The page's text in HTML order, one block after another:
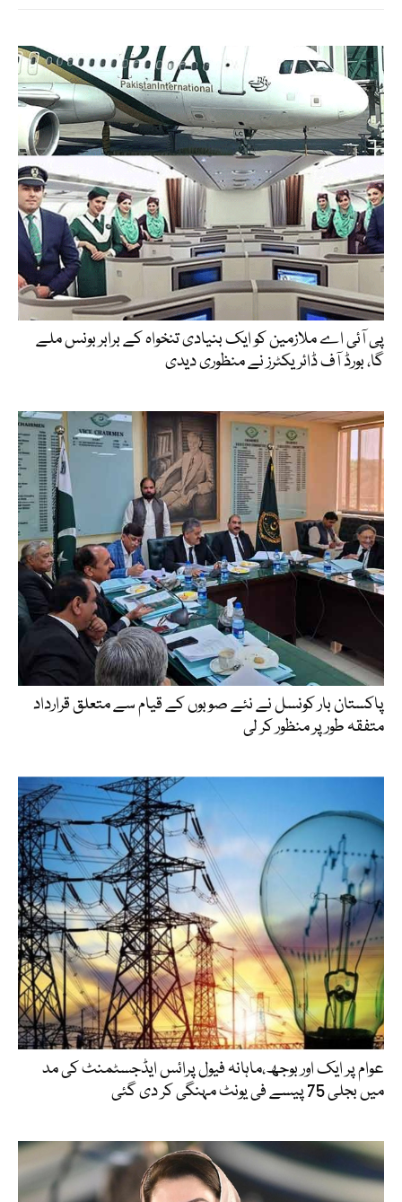
پی آئی اے ملازمین کو ایک بنیادی تنخواہ کے برابر بونس ملے
گا، بورڈ آف ڈائریکٹرز نے منظوری دیدی
پاکستان بار کونسل نے نئے صوبوں کے قیام سے متعلق قرارداد
متفقہ طور پر منظور کر لی
عوام پر ایک اور بوجھ،ماہانہ فیول پرائس ایڈجسٹمنٹ کی مد
میں بجلی 75 پیسے فی یونٹ مہنگی کر دی گئی